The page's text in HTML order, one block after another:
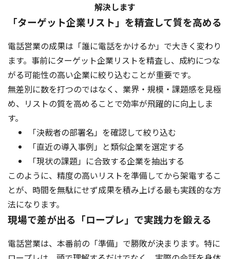
解決します
「ターゲット企業リスト」を精査して質を高める
電話営業の成果は「誰に電話をかけるか」で大きく変わり
ます。事前にターゲット企業リストを精査し、成約につな
がる可能性の高い企業に絞り込むことが重要です。
無差別に数を打つのではなく、業界・規模・課題感を見極
め、リストの質を高めることで効率が飛躍的に向上しま
す。
「決裁者の部署名」を確認して絞り込む
「直近の導入事例」と類似企業を選定する
「現状の課題」に合致する企業を抽出する
このように、精度の高いリストを準備してから架電するこ
とが、時間を無駄にせず成果を積み上げる最も実践的な方
法になります。
現場で差が出る「ロープレ」で実践力を鍛える
電話営業は、本番前の「準備」で勝敗が決まります。特に